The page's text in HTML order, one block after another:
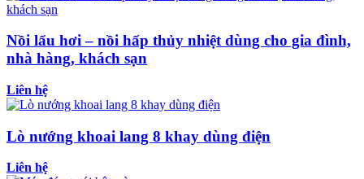
Nồi lẩu hơi – nồi hấp thủy nhiệt dùng cho gia đình,
nhà hàng, khách sạn
Liên hệ
Lò nướng khoai lang 8 khay dùng điện
Liên hệ